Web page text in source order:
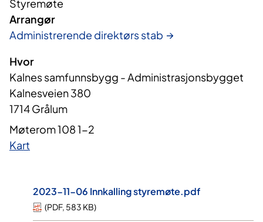
Styremøte
Arrangør
Administrerende direktørs stab
Hvor
Kalnes samfunnsbygg - Administrasjonsbygget
Kalnesveien 380
1714 Grålum
Møterom 108 1-2
Kart
2023-11-06 Innkalling styremøte.pdf
(PDF, 583 KB)